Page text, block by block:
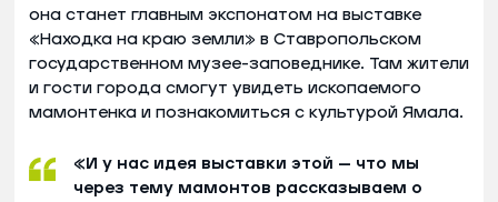
она станет главным экспонатом на выставке
«Находка на краю земли» в Ставропольском
государственном музее-заповеднике. Там жители
и гости города смогут увидеть ископаемого
мамонтенка и познакомиться с культурой Ямала.
«И у нас идея выставки этой — что мы
через тему мамонтов рассказываем о